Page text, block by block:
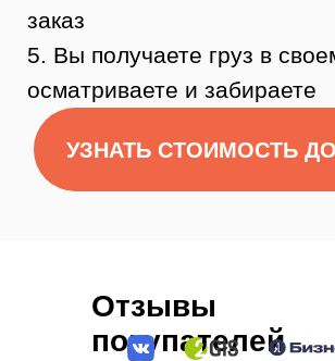
Отзывы
покупателей
перезвоним.
+7